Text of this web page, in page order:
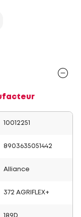
10012251
8903635051442
Alliance
372 AGRIFLEX+
189D